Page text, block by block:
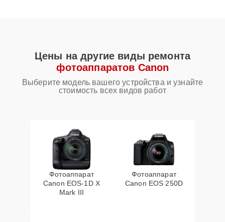
Цены на другие виды ремонта
фотоаппаратов Canon
Выберите модель вашего устройства и узнайте
стоимость всех видов работ
Фотоаппарат
Canon EOS‑1D X
Mark III
Фотоаппарат
Canon EOS 250D